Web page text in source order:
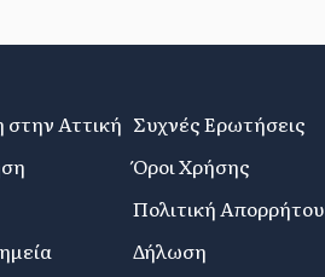
Αττική Συχνές Ερωτήσεις
Όροι Χρήσης
Πολιτική Απορρήτου
Δήλωση